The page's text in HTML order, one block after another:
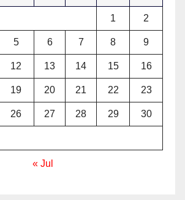
1 2
5 6 7 8 9
12 13 14 15 16
19 20 21 22 23
26 27 28 29 30
« Jul